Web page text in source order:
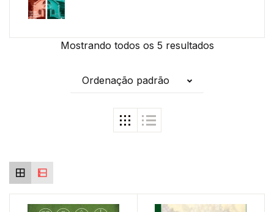
Mostrando todos os 5 resultados
Ordenação padrão